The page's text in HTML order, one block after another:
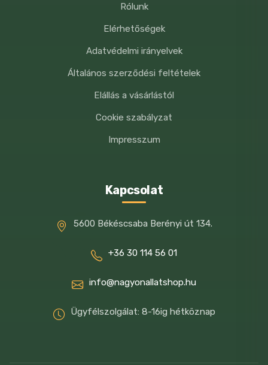
Rólunk
Elérhetőségek
Adatvédelmi irányelvek
Általános szerződési feltételek
Elállás a vásárlástól
Cookie szabályzat
Impresszum
Kapcsolat
5600 Békéscsaba Berényi út 134.
+36 30 114 56 01
info@nagyonallatshop.hu
Ügyfélszolgálat: 8-16ig hétköznap